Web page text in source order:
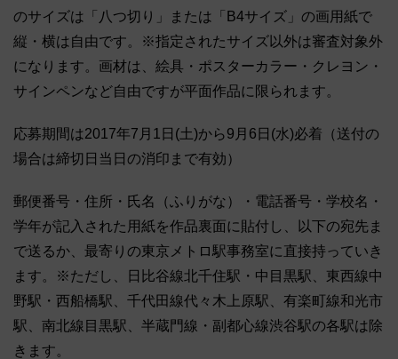
のサイズは「八つ切り」または「B4サイズ」の画用紙で
縦・横は自由です。※指定されたサイズ以外は審査対象外
になります。画材は、絵具・ポスターカラー・クレヨン・
サインペンなど自由ですが平面作品に限られます。
応募期間は2017年7月1日(土)から9月6日(水)必着（送付の
場合は締切日当日の消印まで有効）
郵便番号・住所・氏名（ふりがな）・電話番号・学校名・
学年が記入された用紙を作品裏面に貼付し、以下の宛先ま
で送るか、最寄りの東京メトロ駅事務室に直接持っていき
ます。※ただし、日比谷線北千住駅・中目黒駅、東西線中
野駅・西船橋駅、千代田線代々木上原駅、有楽町線和光市
駅、南北線目黒駅、半蔵門線・副都心線渋谷駅の各駅は除
きます。